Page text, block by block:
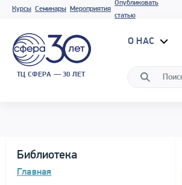
Курсы Семинары Мероприятия
Опубликовать
статью
ТЦ СФЕРА — 30 ЛЕТ
О НАС
Библиотека
Главная